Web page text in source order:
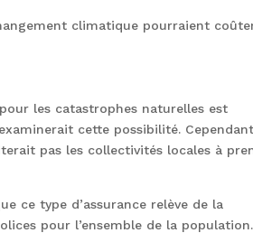
climatique pourraient
les catastrophes naturelles est
cette possibilité.
pas les collectivités locales à
ce type d’assurance relève de la
pour l’ensemble de la population.